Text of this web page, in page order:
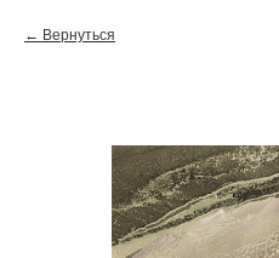
Вернуться